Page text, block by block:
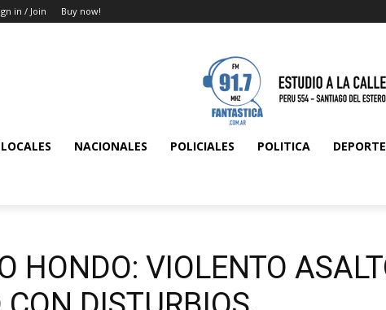
in / Join Buy now!
LOCALES NACIONALES POLICIALES POLITICA
HONDO: VIOLENTO